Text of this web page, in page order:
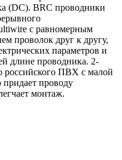
(DC). BRC проводники
с равномерным
проволок друг к другу,
параметров и
длине проводника. 2-
российского ПВХ с малой
придает проводу
монтаж.